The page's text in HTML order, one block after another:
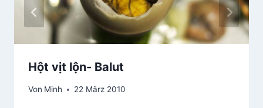
Hột vịt lộn- Balut
Von Minh 22 März 2010